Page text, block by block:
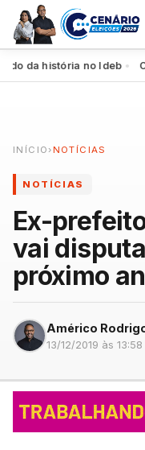
da história no Ideb●
INÍCIO › NOTÍCIAS
NOTÍCIAS
Ex-
vai
próximo
Américo
13/12/2019 às 13:58